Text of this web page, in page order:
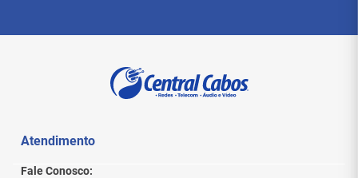
Atendimento
Fale Conosco: